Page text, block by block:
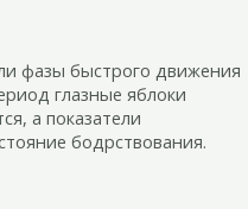
фазы быстрого движения
глазные яблоки
а показатели
бодрствования.